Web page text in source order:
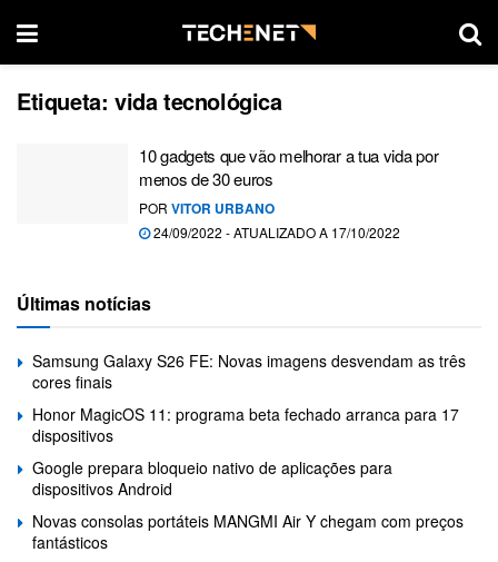
Etiqueta: vida tecnológica
10 gadgets que vão melhorar a tua vida por
menos de 30 euros
POR VITOR URBANO
24/09/2022 - ATUALIZADO A 17/10/2022
Últimas notícias
Samsung Galaxy S26 FE: Novas imagens desvendam as três
cores finais
Honor MagicOS 11: programa beta fechado arranca para 17
dispositivos
Google prepara bloqueio nativo de aplicações para
dispositivos Android
Novas consolas portáteis MANGMI Air Y chegam com preços
fantásticos